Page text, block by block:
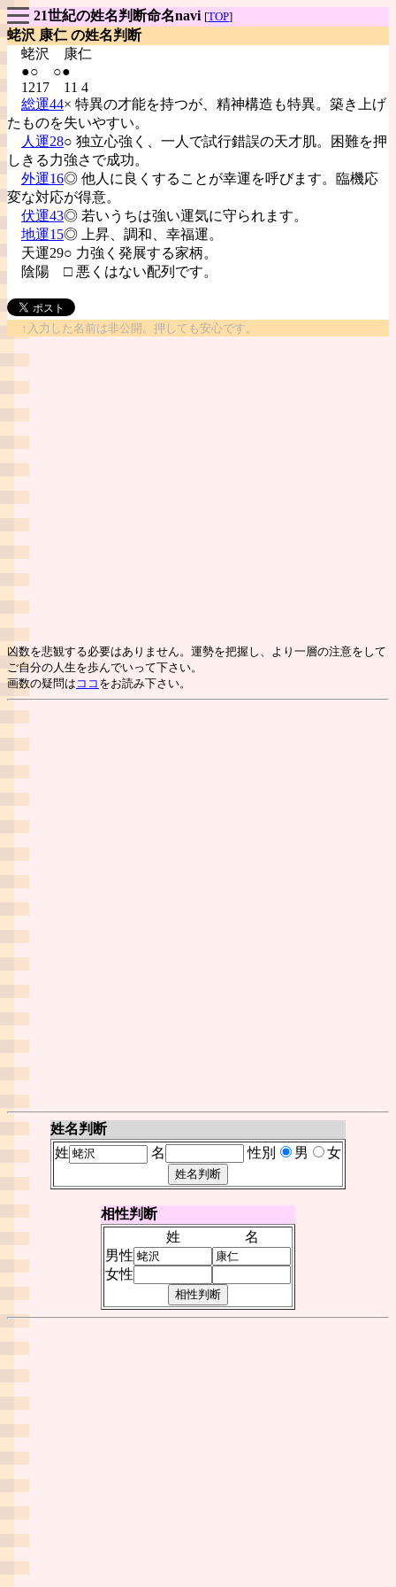
21世紀の姓名判断命名navi [TOP]
蛯沢 康仁 の姓名判断
蛯沢
康仁
●○ ○●
1217 11 4
総運44× 特異の才能を持つが、精神構造も特異。築き上げ
たものを失いやすい。
人運28○ 独立心強く、一人で試行錯誤の天才肌。困難を押
しきる力強さで成功。
外運16◎ 他人に良くすることが幸運を呼びます。臨機応
変な対応が得意。
伏運43◎ 若いうちは強い運気に守られます。
地運15◎ 上昇、調和、幸福運。
天運29○ 力強く発展する家柄。
陰陽 □ 悪くはない配列です。
↑入力した名前は非公開。押しても安心です。
凶数を悲観する必要はありません。運勢を把握し、より一層の注意をして
ご自分の人生を歩んでいって下さい。
画数の疑問は ココ をお読み下さい。
姓名判断
姓
名 性別 男 女
相性判断
姓
名
男性
女性